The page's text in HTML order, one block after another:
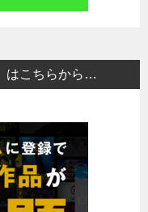
はこちらから…